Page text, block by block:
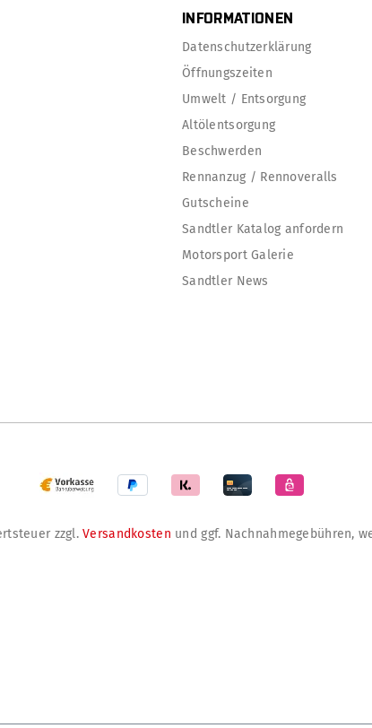
INFORMATIONEN
Datenschutzerklärung
Öffnungszeiten
Umwelt / Entsorgung
Altölentsorgung
Beschwerden
Rennanzug / Rennoveralls
Gutscheine
Sandtler Katalog anfordern
Motorsport Galerie
Sandtler News
zzgl.Versandkosten und ggf. Nachnahmegebühren,